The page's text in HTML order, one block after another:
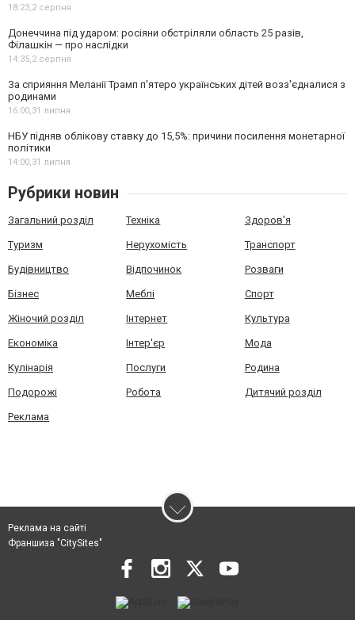
18:23,2 серпня
Донеччина під ударом: росіяни обстріляли область 25 разів,
Філашкін — про наслідки
14:35,2 серпня
За сприяння Меланії Трамп п'ятеро українських дітей возз'єдналися з
родинами
16:00,31 липня
НБУ підняв облікову ставку до 15,5%: причини посилення монетарної
політики
14:00,31 липня
Рубрики новин
Загальний розділ Техніка Здоров'я
Туризм Нерухомість Транспорт
Будівництво Відпочинок Розваги
Бізнес Меблі Спорт
Жіночий розділ Інтернет Культура
Економіка Інтер'єр Мода
Кулінарія Послуги Родина
Подорожі Робота Дитячий розділ
Реклама
Реклама на сайті
Франшиза "CitySites"